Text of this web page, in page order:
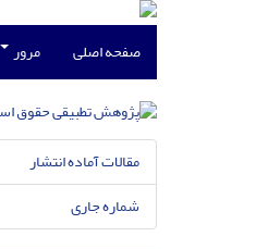
صفحه اصلی مرور
مقالات آماده انتشار
شماره جاری